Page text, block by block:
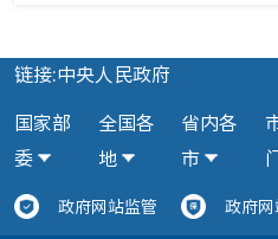
链接:中央人民政府
国家部
委
全国各
地
省内各
市
政府网站监管 政府